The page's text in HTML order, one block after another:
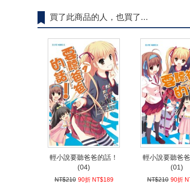
買了此商品的人，也買了...
輕小說要聽爸爸的話！
(04)
NT$210 90折 NT$189
輕小說要聽爸
(01)
NT$210 90折